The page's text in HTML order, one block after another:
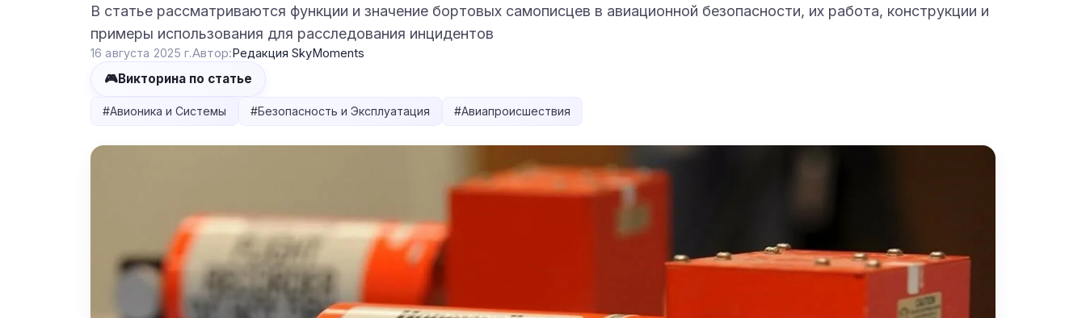
В статье рассматриваются функции и значение бортовых самописцев в авиационной безопасности, их работа, конструкции и
примеры использования для расследования инцидентов
16 августа 2025 г.Автор:Редакция SkyMoments
🎮Викторина по статье
#Авионика и Системы #Безопасность и Эксплуатация #Авиапроисшествия